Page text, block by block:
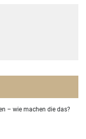
– wie machen die das?